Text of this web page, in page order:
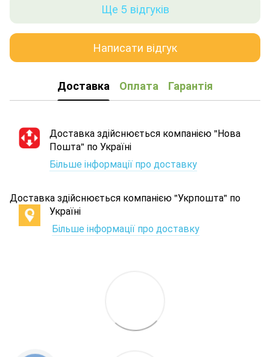
Ще 5 відгуків
Написати відгук
Доставка Оплата Гарантія
Доставка здійснюється компанією "Нова
Пошта" по Україні
Більше інформації про доставку
Доставка здійснюється компанією "Укрпошта" по
Україні
Більше інформації про доставку